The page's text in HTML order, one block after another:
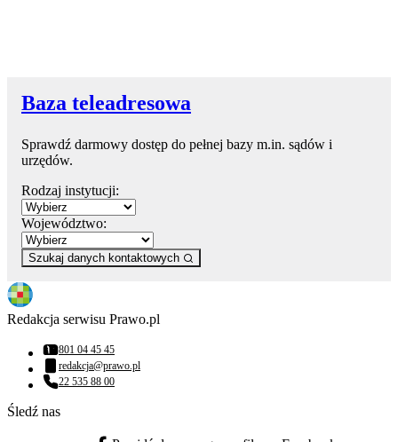
Baza teleadresowa
Sprawdź darmowy dostęp do pełnej bazy m.in. sądów i
urzędów.
Rodzaj instytucji:
Województwo:
Szukaj danych kontaktowych
Redakcja serwisu Prawo.pl
Numer telefonu:
801 04 45 45
Adres email:
redakcja@prawo.pl
Numer telefonu:
22 535 88 00
Śledź nas